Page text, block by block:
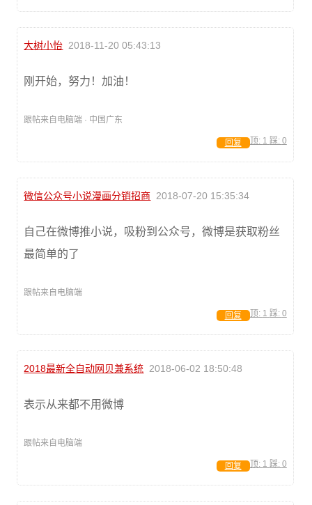
大树小怡 2018-11-20 05:43:13
刚开始，努力！加油！
跟帖来自电脑端 · 中国广东
顶: 1 踩: 0
回复
微信公众号小说漫画分销招商 2018-07-20 15:35:34
自己在微博推小说，吸粉到公众号，微博是获取粉丝
最简单的了
跟帖来自电脑端
顶: 1 踩: 0
回复
2018最新全自动网贝兼系统 2018-06-02 18:50:48
表示从来都不用微博
跟帖来自电脑端
顶: 1 踩: 0
回复